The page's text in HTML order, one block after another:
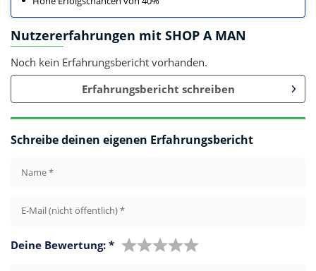
Nutzererfahrungen mit SHOP A MAN
Noch kein Erfahrungsbericht vorhanden.
Erfahrungsbericht schreiben
Schreibe deinen eigenen Erfahrungsbericht
Name*
E-Mail (nicht öffentlich)*
Deine Bewertung: *